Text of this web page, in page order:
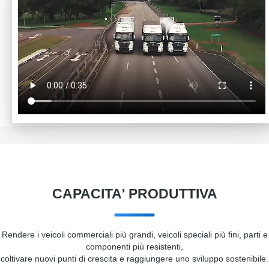
militari pesanti, camion pesanti, camion medi e leggeri
e mini veicoli, veicoli refrigerati e spazzatrici.
CAPACITA' PRODUTTIVA
Rendere i veicoli commerciali più grandi, veicoli speciali più fini, parti e
componenti più resistenti,
coltivare nuovi punti di crescita e raggiungere uno sviluppo sostenibile.